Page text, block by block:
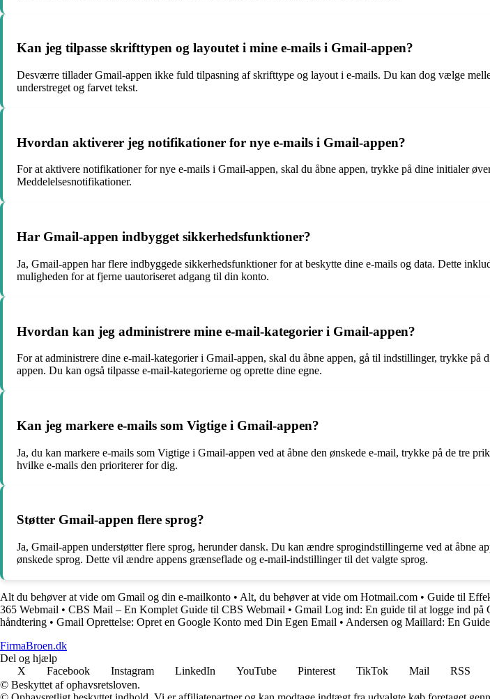
Kan jeg tilpasse skrifttypen og layoutet i mine e-mails i Gmail-appen?
Desværre tillader Gmail-appen ikke fuld tilpasning af skrifttype og layout i e-mails. Du kan dog vælge
understreget og farvet tekst.
Hvordan aktiverer jeg notifikationer for nye e-mails i Gmail-appen?
For at aktivere notifikationer for nye e-mails i Gmail-appen, skal du åbne appen, trykke på dine initialer
Meddelelsesnotifikationer.
Har Gmail-appen indbygget sikkerhedsfunktioner?
Ja, Gmail-appen har flere indbyggede sikkerhedsfunktioner for at beskytte dine e-mails og data. Dette
muligheden for at fjerne uautoriseret adgang til din konto.
Hvordan kan jeg administrere mine e-mail-kategorier i Gmail-appen?
For at administrere dine e-mail-kategorier i Gmail-appen, skal du åbne appen, gå til indstillinger, trykke
appen. Du kan også tilpasse e-mail-kategorierne og oprette dine egne.
Kan jeg markere e-mails som Vigtige i Gmail-appen?
Ja, du kan markere e-mails som Vigtige i Gmail-appen ved at åbne den ønskede e-mail, trykke på de
hvilke e-mails den prioriterer for dig.
Støtter Gmail-appen flere sprog?
Ja, Gmail-appen understøtter flere sprog, herunder dansk. Du kan ændre sprogindstillingerne ved at
ønskede sprog. Dette vil ændre appens grænseflade og e-mail-indstillinger til det valgte sprog.
Alt du behøver at vide om Gmail og din e-mailkonto • Alt, du behøver at vide om Hotmail.com • Guide til
365 Webmail • CBS Mail – En Komplet Guide til CBS Webmail • Gmail Log ind: En guide til at logge ind på
håndtering • Gmail Oprettelse: Opret en Google Konto med Din Egen Email • Andersen og Maillard: En
FirmaBroen.dk
Del og hjælp
X
Facebook Instagram LinkedIn YouTube Pinterest TikTok Mail
RSS
© Beskyttet af ophavsretsloven.